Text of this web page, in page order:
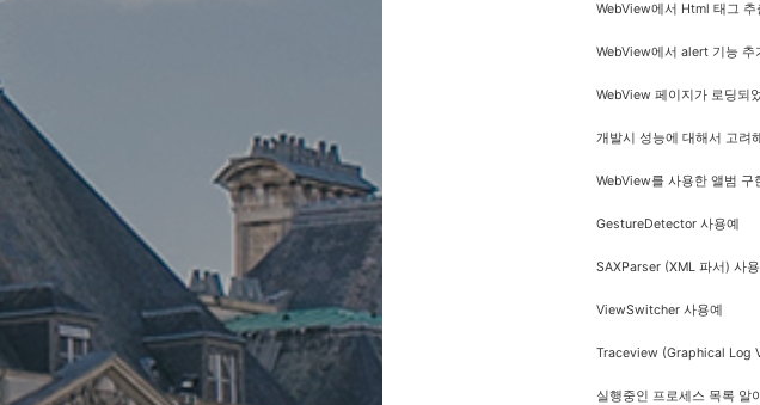
WebView에서 Html 태그 추
WebView에서 alert 기능 추
WebView 페이지가 로딩되
개발시 성능에 대해서 고려
WebView를 사용한 앨범 구
GestureDetector 사용예
SAXParser (XML 파서) 사
ViewSwitcher 사용예
Traceview (Graphical Log
실행중인 프로세스 목록